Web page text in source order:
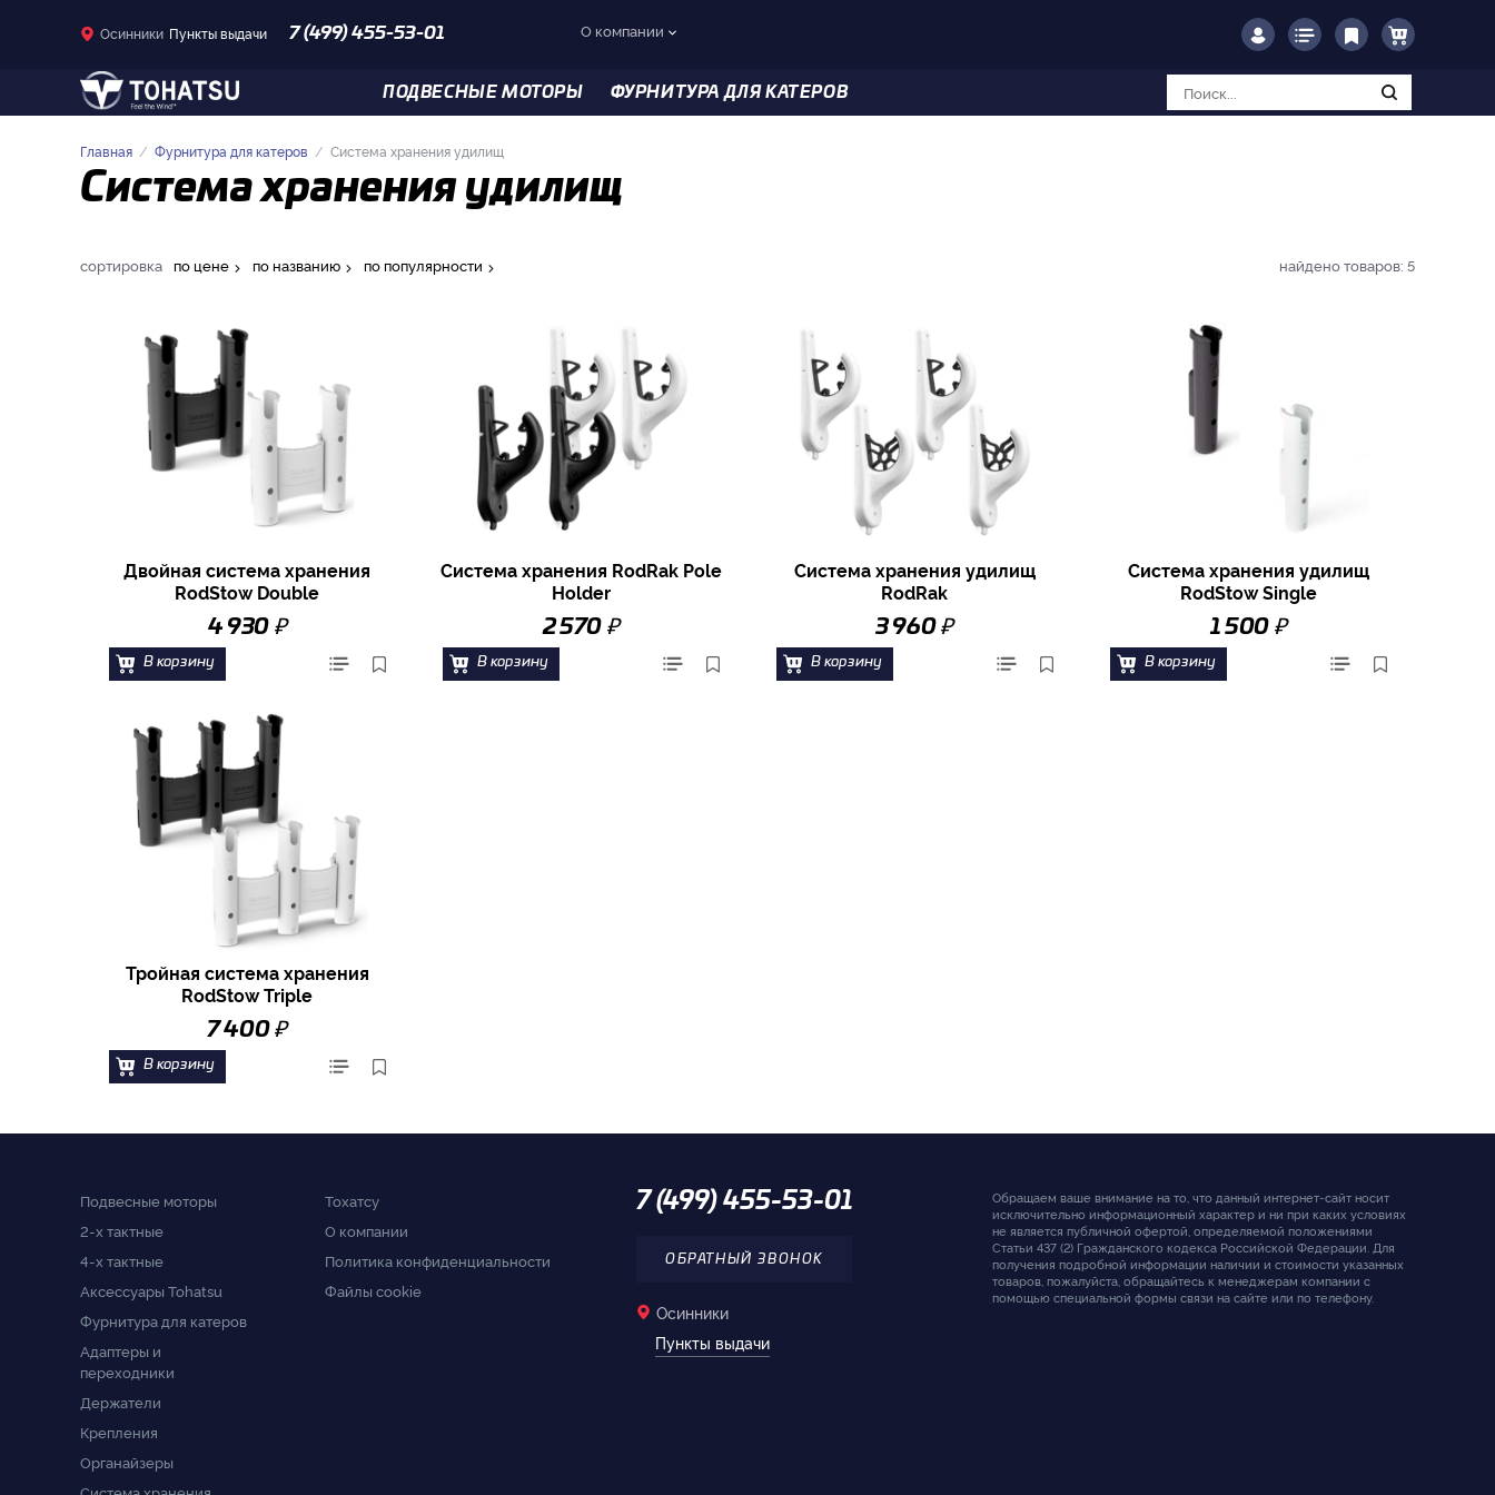
Осинники Пункты выдачи 7 (499) 455-53-01 О компании
ПОДВЕСНЫЕ МОТОРЫ ФУРНИТУРА ДЛЯ КАТЕРОВ
Главная Фурнитура для катеров Система хранения удилищ
Система хранения удилищ
сортировка по цене по названию по популярности найдено товаров: 5
Двойная система хранения
RodStow Double
4 930 ₽
В корзину
Система хранения RodRak Pole
Holder
2 570 ₽
В корзину
Система хранения удилищ
RodRak
3 960 ₽
В корзину
Система хранения удилищ
RodStow Single
1 500 ₽
В корзину
Тройная система хранения
RodStow Triple
7 400 ₽
В корзину
Подвесные моторы
2-x тактные
4-x тактные
Аксессуары Tohatsu
Фурнитура для катеров
Адаптеры и
переходники
Держатели
Крепления
Органайзеры
Тохатсу
О компании
Политика конфиденциальности
Файлы cookie
7 (499) 455-53-01
ОБРАТНЫЙ ЗВОНОК
Осинники
Пункты выдачи
Обращаем ваше внимание на то, что данный интернет-сайт носит
исключительно информационный характер и ни при каких условиях
не является публичной офертой, определяемой положениями
Статьи 437 (2) Гражданского кодекса Российской Федерации. Для
получения подробной информации наличии и стоимости указанных
товаров, пожалуйста, обращайтесь к менеджерам компании с
помощью специальной формы связи на сайте или по телефону.